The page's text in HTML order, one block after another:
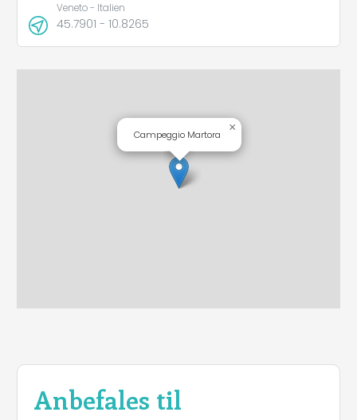
Anbefales til
Veneto - Italien
45.7901 - 10.8265
Campeggio Martora
×